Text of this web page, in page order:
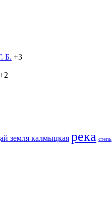
Б. +3
+2
земля калмыцкая река степь